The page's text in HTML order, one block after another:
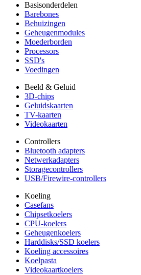
Basisonderdelen
Barebones
Behuizingen
Geheugenmodules
Moederborden
Processors
SSD's
Voedingen
Beeld & Geluid
3D-chips
Geluidskaarten
TV-kaarten
Videokaarten
Controllers
Bluetooth adapters
Netwerkadapters
Storagecontrollers
USB/Firewire-controllers
Koeling
Casefans
Chipsetkoelers
CPU-koelers
Geheugenkoelers
Harddisks/SSD koelers
Koeling accessoires
Koelpasta
Videokaartkoelers